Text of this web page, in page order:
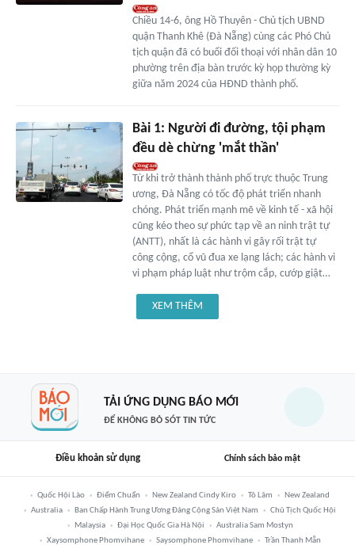
Chiều 14-6, ông Hồ Thuyên - Chủ tịch UBND
quận Thanh Khê (Đà Nẵng) cùng các Phó Chủ
tịch quận đã có buổi đối thoại với nhân dân 10
phường trên địa bàn trước kỳ họp thường kỳ
giữa năm 2024 của HĐND thành phố.
Bài 1: Người đi đường, tội phạm
đều dè chừng 'mắt thần'
Từ khi trở thành thành phố trực thuộc Trung
ương, Đà Nẵng có tốc độ phát triển nhanh
chóng. Phát triển mạnh mẽ về kinh tế - xã hội
cũng kéo theo sự phức tạp về an ninh trật tự
(ANTT), nhất là các hành vi gây rối trật tự
công cộng, cổ vũ đua xe lạng lách; các hành vi
vi phạm pháp luật như trộm cắp, cướp giật…
XEM THÊM
TẢI ỨNG DỤNG BÁO MỚI
ĐỂ KHÔNG BỎ SÓT TIN TỨC
Điều khoản sử dụng Chính sách bảo mật
Quốc Hội Lào Điểm Chuẩn New Zealand Cindy Kiro Tô Lâm
New Zealand
Australia
Ban Chấp Hành Trung Ương Đảng Cộng Sản Việt Nam
Chủ Tịch Quốc Hội
Malaysia
Đại Học Quốc Gia Hà Nội
Australia Sam Mostyn
Xaysomphone Phomvihane
Saysomphone Phomvihane Trần Thanh Mẫn